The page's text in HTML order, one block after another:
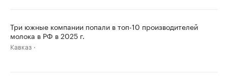
Три южные компании попали в топ-10 производителей
молока в РФ в 2025 г.
Кавказ